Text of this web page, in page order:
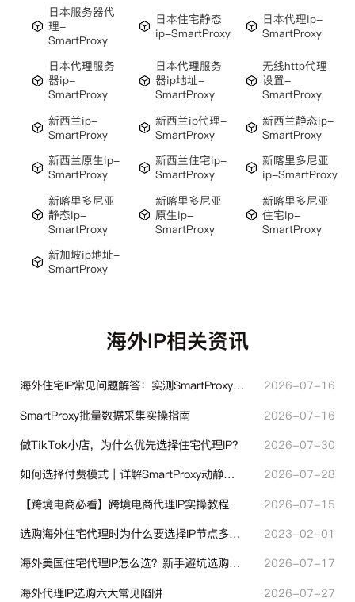
日本服务器代
理-
SmartProxy
日本住宅静态
ip-SmartProxy
日本代理ip-
SmartProxy
日本代理服务
器ip-
SmartProxy
日本代理服务
器ip地址-
SmartProxy
无线http代理
设置-
SmartProxy
新西兰ip-
SmartProxy
新西兰ip代理-
SmartProxy
新西兰静态ip-
SmartProxy
新西兰原生ip-
SmartProxy
新西兰住宅ip-
SmartProxy
新喀里多尼亚
ip-SmartProxy
新喀里多尼亚
静态ip-
SmartProxy
新喀里多尼亚
原生ip-
SmartProxy
新喀里多尼亚
住宅ip-
SmartProxy
新加坡ip地址-
SmartProxy
海外IP相关资讯
海外住宅IP常见问题解答：实测SmartProxy使用经验分享
2026-07-16
SmartProxy批量数据采集实操指南
2026-07-16
做TikTok小店，为什么优先选择住宅代理IP？
2026-07-30
如何选择付费模式｜详解SmartProxy动静态计费体系
2026-07-28
【跨境电商必看】跨境电商代理IP实操教程
2026-07-15
选购海外住宅代理时为什么要选择IP节点多的？有什么区别？
2023-02-01
海外美国住宅代理IP怎么选？新手避坑选购指南
2026-07-17
海外代理IP选购六大常见陷阱
2026-07-27